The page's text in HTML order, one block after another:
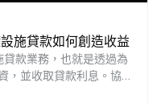
施貸款如何創造收益
貸款業務，也就是透過為
，並收取貸款利息。協議
的持有者，並透過